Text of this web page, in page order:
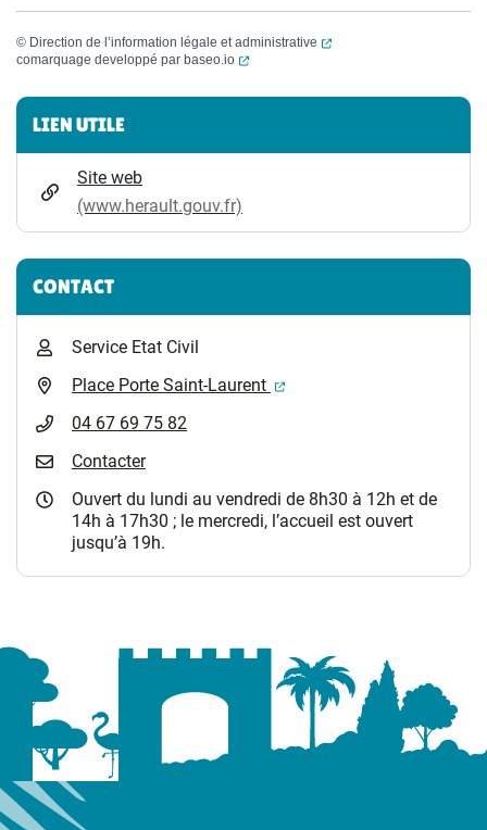
© Direction de l’information légale et administrative
(ouverture dans un
comarquage developpé par baseo.io (ouverture dans un nouvel onglet)
Informations complémentaires
LIEN UTILE
Site web
(www.herault.gouv.fr)
CONTACT
Service Etat Civil
Place Porte Saint-Laurent
(ouverture dans un
04 67 69 75 82
Contacter
Ouvert du lundi au vendredi de 8h30 à 12h et de
14h à 17h30 ; le mercredi, l’accueil est ouvert
jusqu’à 19h.